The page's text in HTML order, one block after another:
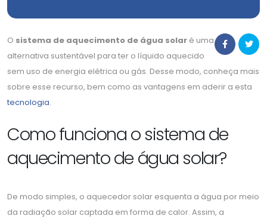
O sistema de aquecimento de água solar é uma
alternativa sustentável para ter o líquido aquecido
sem uso de energia elétrica ou gás. Desse modo, conheça mais
sobre esse recurso, bem como as vantagens em aderir a esta
tecnologia.
Como funciona o sistema de
aquecimento de água solar?
De modo simples, o aquecedor solar esquenta a água por meio
da radiação solar captada em forma de calor. Assim, a